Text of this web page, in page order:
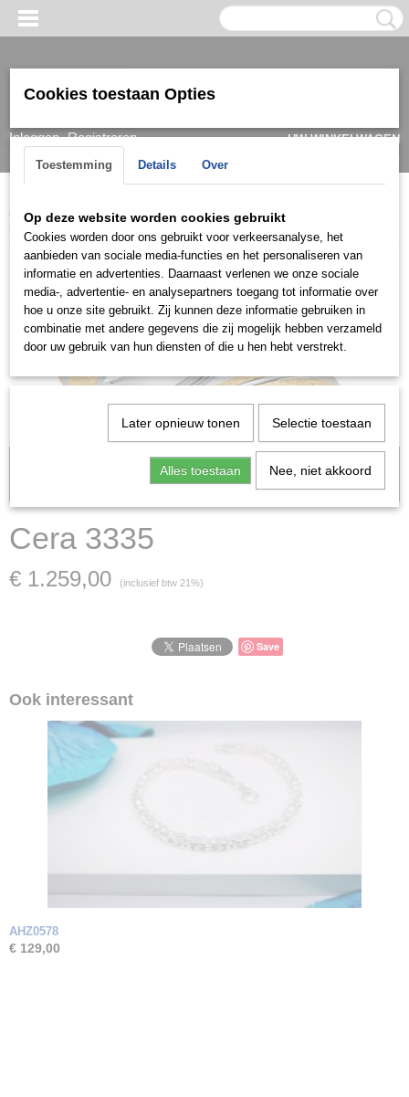
Inloggen Registreren
UW WINKELWAGEN
(0)
Home > > Trouwringen / Wedding Cera collectie
3335
Let op: het kan voorkomen dat het product onlangs in de zaak is
verkocht; in dat geval nemen wij contact met u op.
Cera 3335
€ 1.259,00 (inclusief btw 21%)
Save
Ook interessant
AHZ0578
€ 129,00
Cookies toestaan Opties
Toestemming Details Over
Op deze website worden cookies gebruikt
Cookies worden door ons gebruikt voor verkeersanalyse, het
aanbieden van sociale media-functies en het personaliseren van
informatie en advertenties. Daarnaast verlenen we onze sociale
media-, advertentie- en analysepartners toegang tot informatie over
hoe u onze site gebruikt. Zij kunnen deze informatie gebruiken in
combinatie met andere gegevens die zij mogelijk hebben verzameld
door uw gebruik van hun diensten of die u hen hebt verstrekt.
Later opnieuw tonen Selectie toestaan
Alles toestaan Nee, niet akkoord